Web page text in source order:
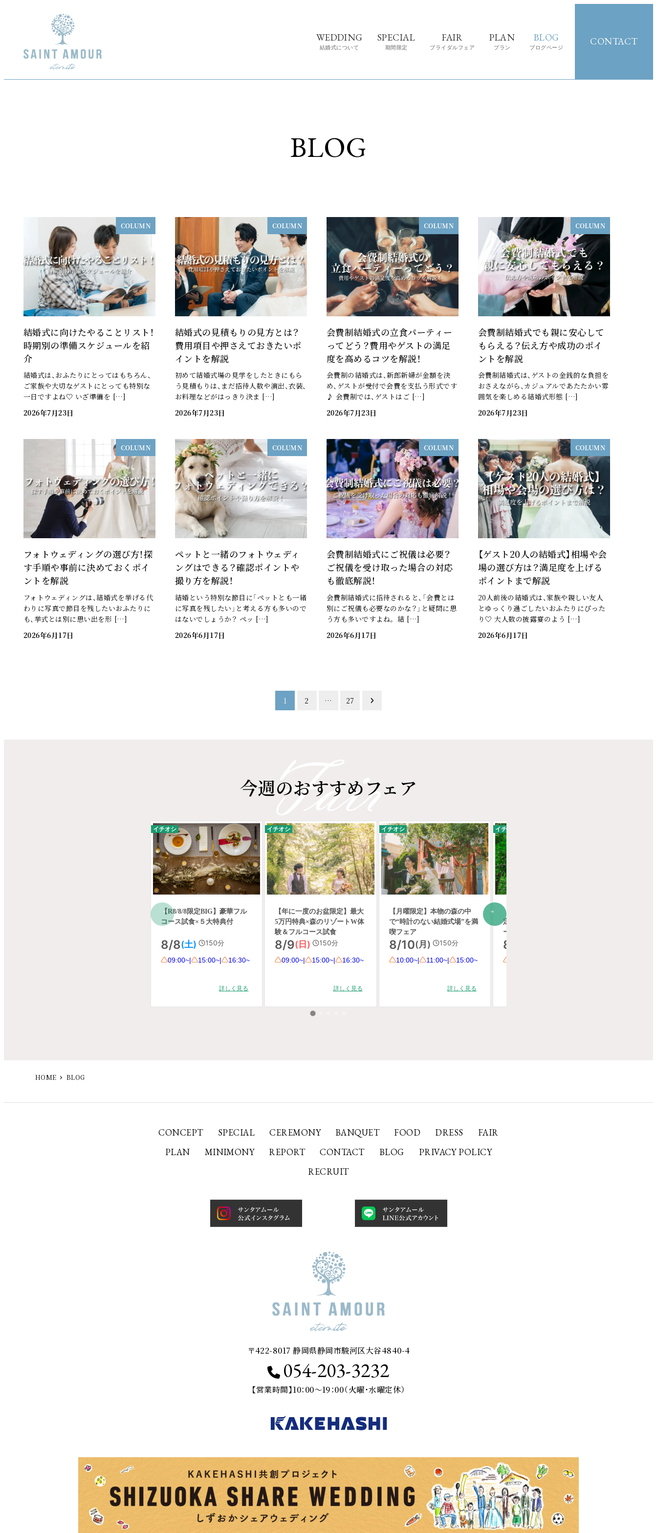
WEDDING
結婚式について
SPECIAL
期間限定
FAIR
ブライダルフェア
PLAN
プラン
BLOG
ブログページ CONTACT
BLOG
COLUMN
結婚式に向けたやることリスト！
時期別の準備スケジュールを紹
介
結婚式は、おふたりにとってはもちろん、
ご家族や大切なゲストにとっても特別な
一日ですよね♡ いざ準備を […]
2026年7月23日
COLUMN
結婚式の見積もりの見方とは？
費用項目や押さえておきたいポ
イントを解説
初めて結婚式場の見学をしたときにもら
う見積もりは、まだ招待人数や演出、衣装、
お料理などがはっきり決ま […]
2026年7月23日
COLUMN
会費制結婚式の立食パーティー
ってどう？費用やゲストの満足
度を高めるコツを解説！
会費制の結婚式は、新郎新婦が金額を決
め、ゲストが受付で会費を支払う形式です
♪ 会費制では、ゲストはご […]
2026年7月23日
COLUMN
会費制結婚式でも親に安心して
もらえる？伝え方や成功のポイ
ントを解説
会費制結婚式は、ゲストの金銭的な負担を
おさえながら、カジュアルであたたかい雰
囲気を楽しめる結婚式形態 […]
2026年7月23日
COLUMN
フォトウェディングの選び方！探
す手順や事前に決めておくポイ
ントを解説
フォトウェディングは、結婚式を挙げる代
わりに写真で節目を残したいおふたりに
も、挙式とは別に思い出を形 […]
2026年6月17日
COLUMN
ペットと一緒のフォトウェディ
ングはできる？確認ポイントや
撮り方を解説！
結婚という特別な節目に「ペットとも一緒
に写真を残したい」と考える方も多いので
はないでしょうか？ ペッ […]
2026年6月17日
COLUMN
会費制結婚式にご祝儀は必要？
ご祝儀を受け取った場合の対応
も徹底解説！
会費制結婚式に招待されると、「会費とは
別にご祝儀も必要なのかな？」と疑問に思
う方も多いですよね。 結 […]
2026年6月17日
COLUMN
【ゲスト20人の結婚式】相場や会
場の選び方は？満足度を上げる
ポイントまで解説
20人前後の結婚式は、家族や親しい友人
とゆっくり過ごしたいおふたりにぴった
り♡ 大人数の披露宴のよう […]
2026年6月17日
1 2 … 27
今週のおすすめフェア
HOME BLOG
CONCEPT SPECIAL CEREMONY BANQUET FOOD DRESS
FAIR
PLAN
MINIMONY REPORT CONTACT BLOG
PRIVACY POLICY
RECRUIT
〒422-8017 静岡県静岡市駿河区大谷4840-4
054-203-3232
【営業時間】10：00～19：00（火曜・水曜定休）